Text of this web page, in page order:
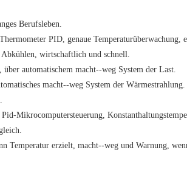
Berufsleben.
PID, genaue Temperaturüberwachung,
Abkühlen, wirtschaftlich und schnell.
über automatischem macht--weg System der Last.
macht--weg System der Wärmestrahlung.
Mikrocomputersteuerung,
Temperatur erzielt, macht--weg und Warnung,